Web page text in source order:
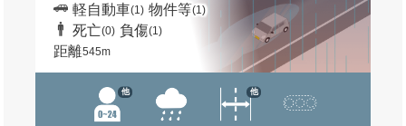
軽自動車(1) 物件等(1)
死亡(0) 負傷(1)
距離545m
他 他